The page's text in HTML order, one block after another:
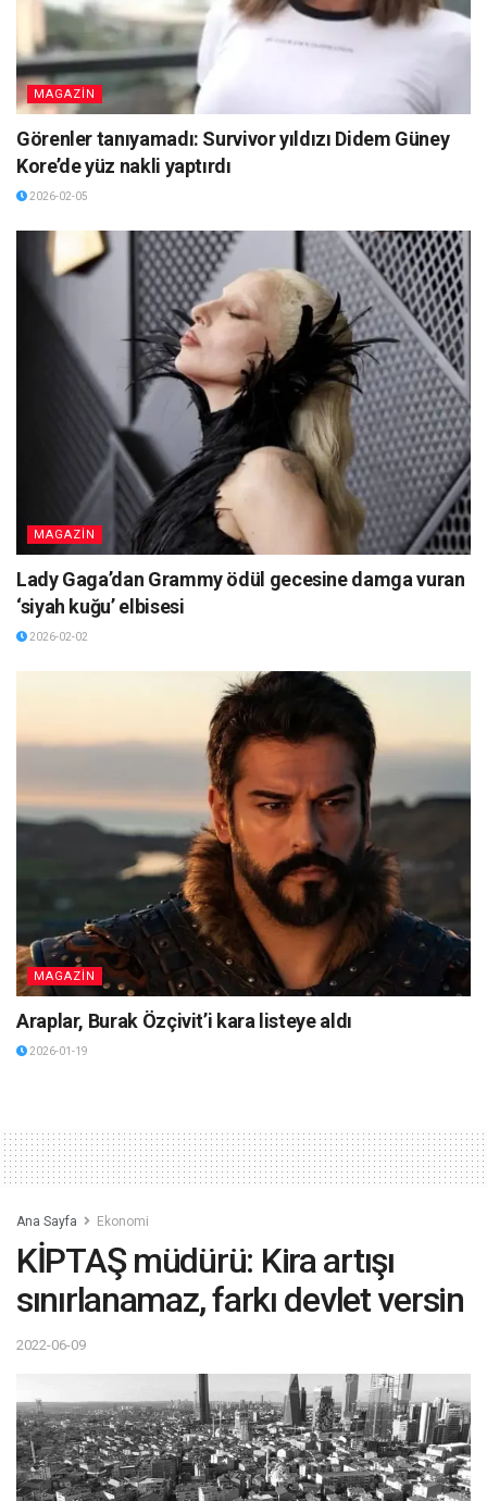
MAGAZİN
Görenler tanıyamadı: Survivor yıldızı Didem Güney
Kore’de yüz nakli yaptırdı
2026-02-05
MAGAZİN
Lady Gaga’dan Grammy ödül gecesine damga vuran
‘siyah kuğu’ elbisesi
2026-02-02
MAGAZİN
Araplar, Burak Özçivit’i kara listeye aldı
2026-01-19
Ana Sayfa Ekonomi
KİPTAŞ müdürü: Kira artışı
sınırlanamaz, farkı devlet versin
2022-06-09